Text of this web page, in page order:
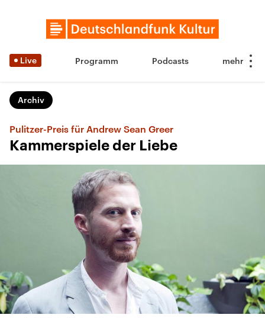
Live Programm Podcasts
Archiv
Pulitzer-Preis für Andrew Sean Greer
Kammerspiele der Liebe